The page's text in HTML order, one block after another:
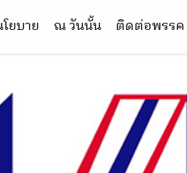
ยบาย ณ วันนั้น ติดต่อพรรค